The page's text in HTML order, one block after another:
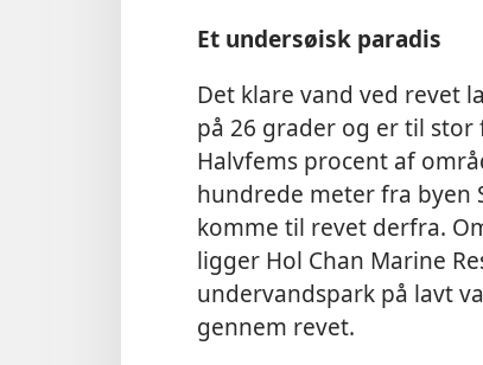
Et undersøisk paradis
Det klare vand ved revet
på 26 grader og er til
Halvfems procent af
hundrede meter fra byen
komme til revet derfra.
ligger Hol Chan Marine
undervandspark på lavt
gennem revet.